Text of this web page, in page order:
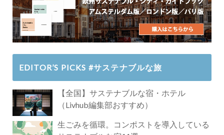
EDITOR’S PICKS #サステナブルな旅
【全国】サステナブルな宿・ホテル
（Livhub編集部おすすめ）
生ごみを循環。コンポストを導入している